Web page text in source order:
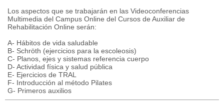
Los aspectos que se trabajarán en las Videoconferencias
Multimedia del Campus Online del Cursos de Auxiliar de
Rehabilitación Online serán:
A- Hábitos de vida saludable
B- Schröth (ejercicios para la escoleosis)
C- Planos, ejes y sistemas referencia cuerpo
D- Actividad física y salud pública
E- Ejercicios de TRAL
F- Introducción al método Pilates
G- Primeros auxilios